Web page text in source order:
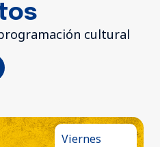
cultural
Viernes